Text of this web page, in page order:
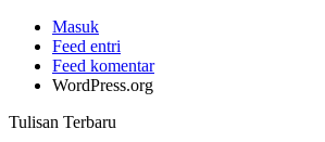
Masuk
Feed entri
Feed komentar
WordPress.org
Tulisan Terbaru